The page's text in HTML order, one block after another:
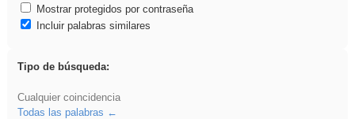
Mostrar protegidos por contraseña
Incluir palabras similares
Tipo de búsqueda:
Cualquier coincidencia
Todas las palabras